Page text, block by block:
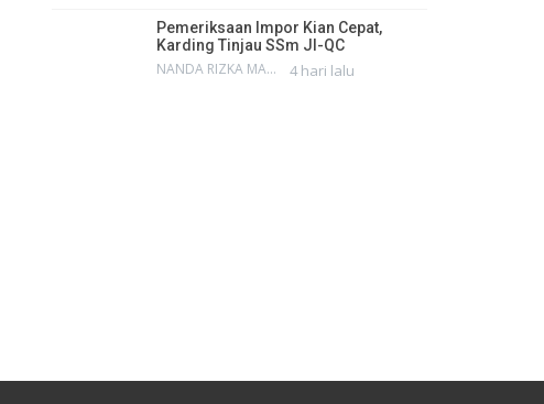
Pemeriksaan Impor Kian Cepat,
Karding Tinjau SSm JI-QC
NANDA RIZKA MAHENDRA 4 hari lalu